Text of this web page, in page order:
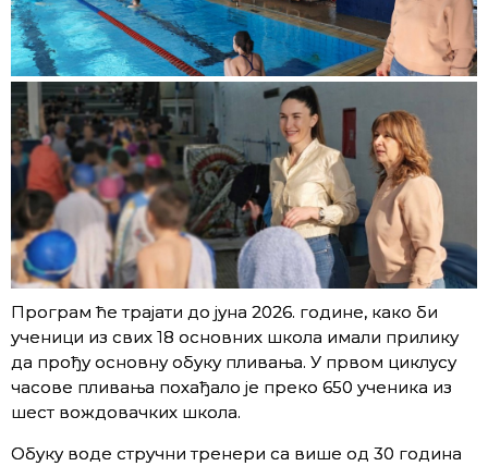
Програм ће трајати до јуна 2026. године, како би
ученици из свих 18 основних школа имали прилику
да прођу основну обуку пливања. У првом циклусу
часове пливања похађало је преко 650 ученика из
шест вождовачких школа.
Обуку воде стручни тренери са више од 30 година